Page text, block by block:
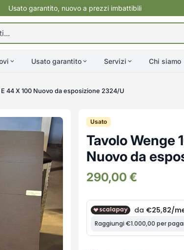
Usato garantito, nuovo a prezzi imbattibili
Usato garantito Servizi Chi siamo
E 44 X 100 Nuovo da esposizione 2324/U
Usato
Tavolo Wenge
Nuovo da
290,00 €